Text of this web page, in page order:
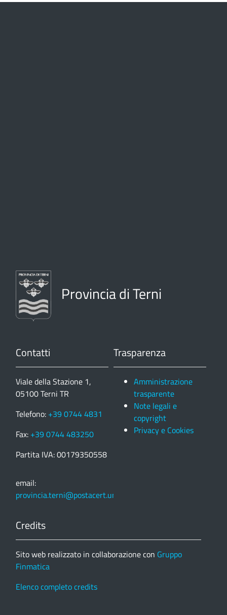
Provincia di Terni
Contatti
Viale della Stazione 1,
05100 Terni TR
Telefono: +39 0744 4831
Fax: +39 0744 483250
Partita IVA: 00179350558
email:
provincia.terni@postacert.umbria.it
Trasparenza
Amministrazione
trasparente
Note legali e
copyright
Privacy e Cookies
Credits
Sito web realizzato in collaborazione con Gruppo
Finmatica
Elenco completo credits